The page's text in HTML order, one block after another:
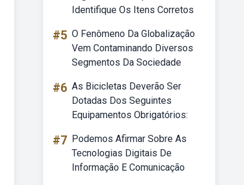
Identifique Os Itens Corretos
#5 O Fenômeno Da Globalização
Vem Contaminando Diversos
Segmentos Da Sociedade
#6 As Bicicletas Deverão Ser
Dotadas Dos Seguintes
Equipamentos Obrigatórios:
#7 Podemos Afirmar Sobre As
Tecnologias Digitais De
Informação E Comunicação